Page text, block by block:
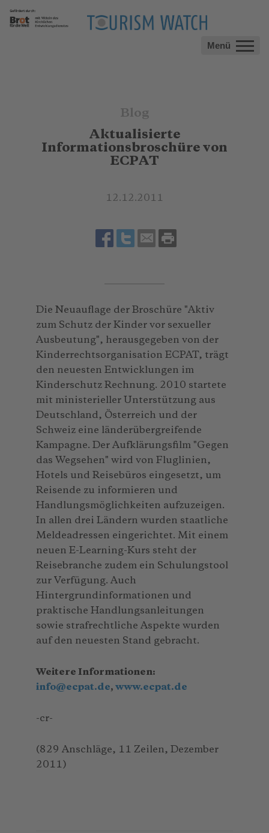
Menü
Blog
Aktualisierte
Informationsbroschüre von
ECPAT
12.12.2011
Die Neuauflage der Broschüre "Aktiv
zum Schutz der Kinder vor sexueller
Ausbeutung", herausgegeben von der
Kinderrechtsorganisation ECPAT, trägt
den neuesten Entwicklungen im
Kinderschutz Rechnung. 2010 startete
mit ministerieller Unterstützung aus
Deutschland, Österreich und der
Schweiz eine länderübergreifende
Kampagne. Der Aufklärungsfilm "Gegen
das Wegsehen" wird von Fluglinien,
Hotels und Reisebüros eingesetzt, um
Reisende zu informieren und
Handlungsmöglichkeiten aufzuzeigen.
In allen drei Ländern wurden staatliche
Meldeadressen eingerichtet. Mit einem
neuen E-Learning-Kurs steht der
Reisebranche zudem ein Schulungstool
zur Verfügung. Auch
Hintergrundinformationen und
praktische Handlungsanleitungen
sowie strafrechtliche Aspekte wurden
auf den neuesten Stand gebracht.
Weitere Informationen:
info@ecpat.de, www.ecpat.de
-cr-
(829 Anschläge, 11 Zeilen, Dezember
2011)